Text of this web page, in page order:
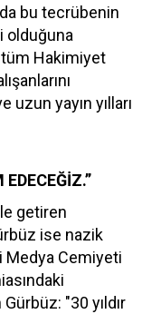
bu tecrübenin
olduğuna
Hakimiyet
uzun yayın yılları
getiren
ise nazik
Medya Cemiyeti
"30 yıldır